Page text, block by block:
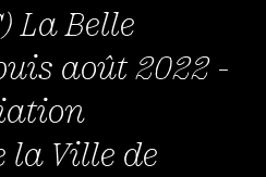
La Belle
août 2022 -
la Ville de